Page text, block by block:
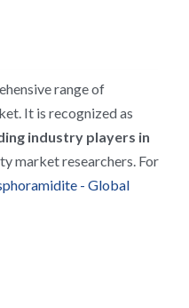
range of
market researchers. For
- Global